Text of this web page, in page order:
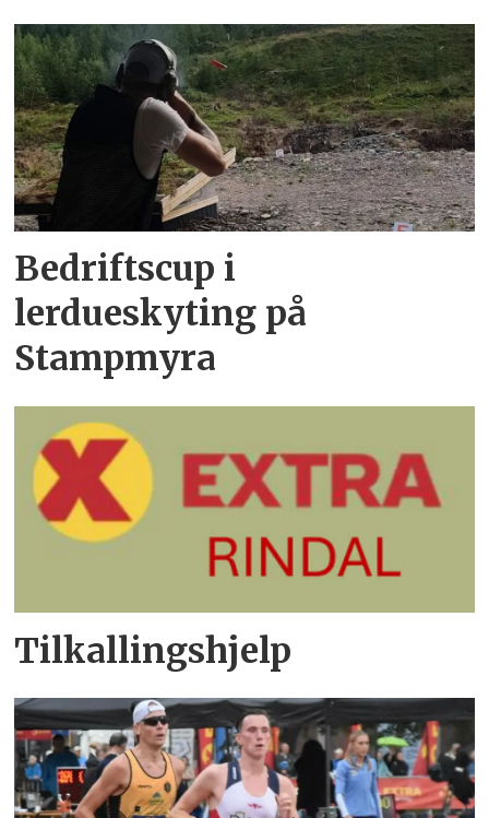
Bedriftscup i
lerdueskyting på
Stampmyra
Tilkallingshjelp